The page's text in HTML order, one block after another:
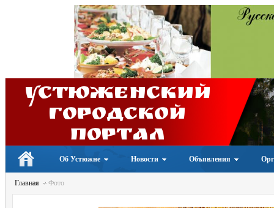
Устюженский
Городской
портал
Об Устюжне Новости Объявления
Главная Фото